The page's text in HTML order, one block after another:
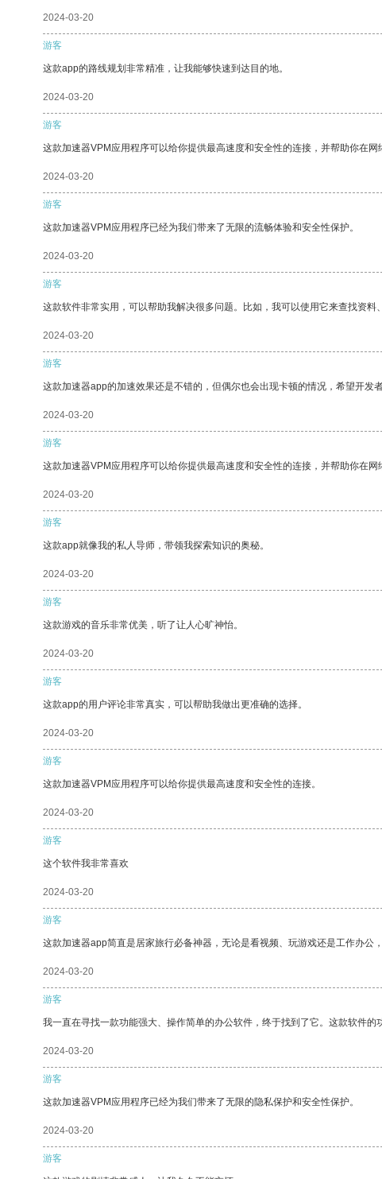
2024-03-20
游客
这款app的路线规划非常精准，让我能够快速到达目的地。
2024-03-20
游客
这款加速器VPM应用程序可以给你提供最高速度和安全性的连接，并帮助你在网
2024-03-20
游客
这款加速器VPM应用程序已经为我们带来了无限的流畅体验和安全性保护。
2024-03-20
游客
这款软件非常实用，可以帮助我解决很多问题。比如，我可以使用它来查找资料
2024-03-20
游客
这款加速器app的加速效果还是不错的，但偶尔也会出现卡顿的情况，希望开发者
2024-03-20
游客
这款加速器VPM应用程序可以给你提供最高速度和安全性的连接，并帮助你在网
2024-03-20
游客
这款app就像我的私人导师，带领我探索知识的奥秘。
2024-03-20
游客
这款游戏的音乐非常优美，听了让人心旷神怡。
2024-03-20
游客
这款app的用户评论非常真实，可以帮助我做出更准确的选择。
2024-03-20
游客
这款加速器VPM应用程序可以给你提供最高速度和安全性的连接。
2024-03-20
游客
这个软件我非常喜欢
2024-03-20
游客
这款加速器app简直是居家旅行必备神器，无论是看视频、玩游戏还是工作办公
2024-03-20
游客
我一直在寻找一款功能强大、操作简单的办公软件，终于找到了它。这款软件
2024-03-20
游客
这款加速器VPM应用程序已经为我们带来了无限的隐私保护和安全性保护。
2024-03-20
游客